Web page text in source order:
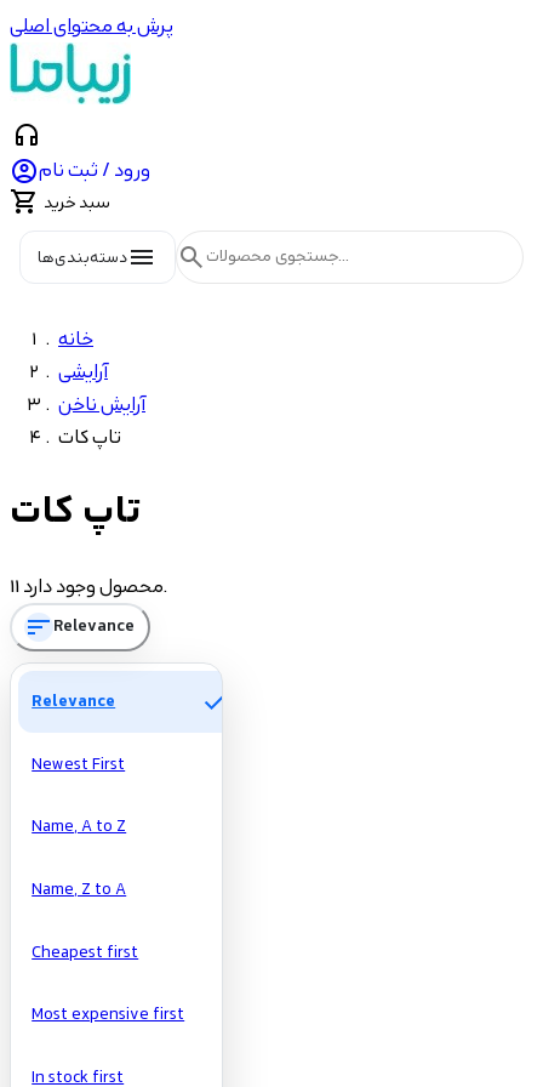
پرش به محتوای اصلی
headphones
ورود / ثبت نام
 سبد خرید
menuدسته‌بندی‌ها search
خانه
آرایشی
آرایش ناخن
تاپ کات
تومان
Manufacturers
تاپ کات
11 محصول وجود دارد.
sortRelevance
Relevance check
Newest First
Name, A to Z
Name, Z to A
Cheapest first
Most expensive first
In stock first